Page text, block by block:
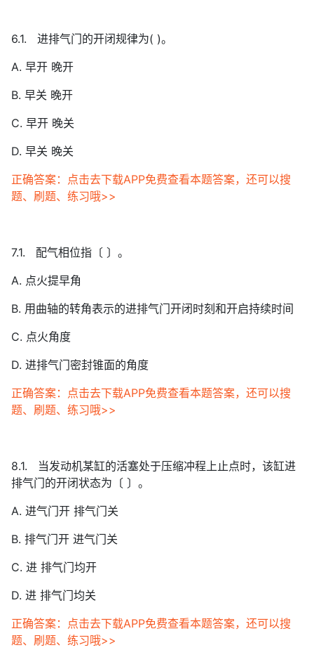
6.1. 进排气门的开闭规律为( )。
A. 早开 晚开
B. 早关 晚开
C. 早开 晚关
D. 早关 晚关
正确答案：点击去下载APP免费查看本题答案，还可以搜
题、刷题、练习哦>>
7.1. 配气相位指〔 〕。
A. 点火提早角
B. 用曲轴的转角表示的进排气门开闭时刻和开启持续时间
C. 点火角度
D. 进排气门密封锥面的角度
正确答案：点击去下载APP免费查看本题答案，还可以搜
题、刷题、练习哦>>
8.1. 当发动机某缸的活塞处于压缩冲程上止点时，该缸进
排气门的开闭状态为〔 〕。
A. 进气门开 排气门关
B. 排气门开 进气门关
C. 进 排气门均开
D. 进 排气门均关
正确答案：点击去下载APP免费查看本题答案，还可以搜
题、刷题、练习哦>>